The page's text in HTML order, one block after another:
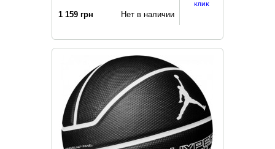
1 159 грн Нет в наличии
клик